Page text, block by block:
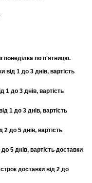
понеділка по п'ятницю.
від 1 до 3 днів, вартість
1 до 3 днів, вартість
1 до 3 днів, вартість
2 до 5 днів, вартість
5 днів, вартість доставки
доставки від 2 до